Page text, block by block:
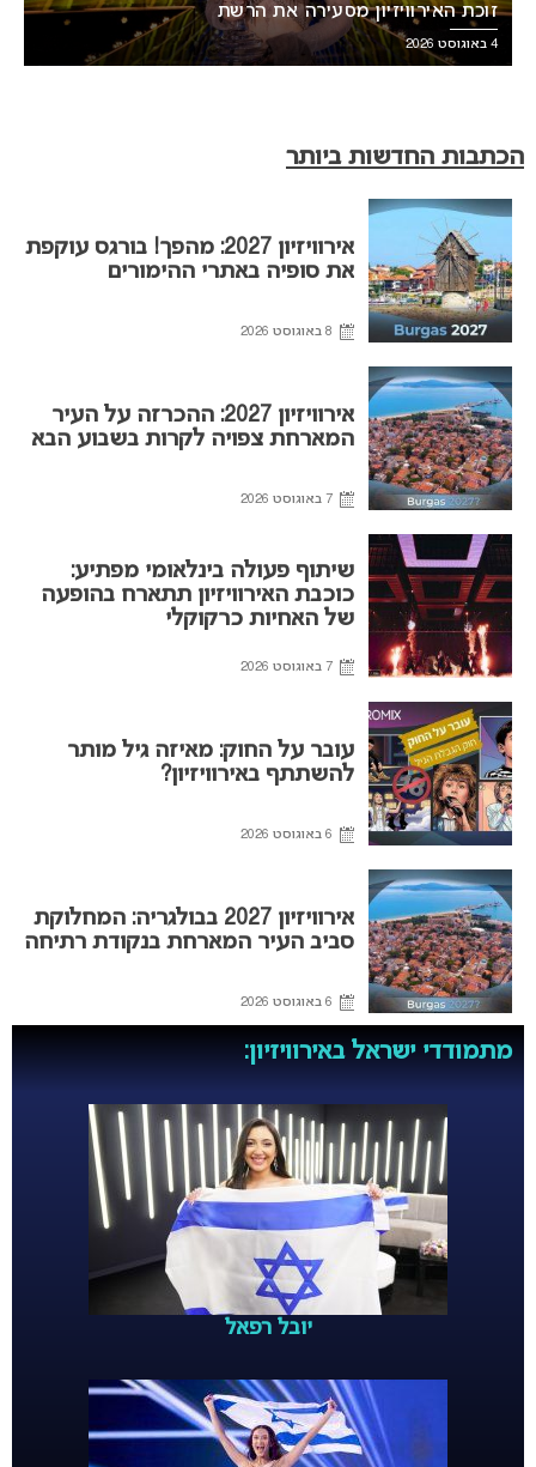
זוכת האירוויזיון מסעירה את הרשת
4 באוגוסט 2026
הכתבות החדשות ביותר
אירוויזיון 2027: מהפך! בורגס עוקפת
את סופיה באתרי ההימורים
8 באוגוסט 2026
אירוויזיון 2027: ההכרזה על העיר
המארחת צפויה לקרות בשבוע הבא
7 באוגוסט 2026
שיתוף פעולה בינלאומי מפתיע:
כוכבת האירוויזיון תתארח בהופעה
של האחיות כרקוקלי
7 באוגוסט 2026
עובר על החוק: מאיזה גיל מותר
להשתתף באירוויזיון?
6 באוגוסט 2026
אירוויזיון 2027 בבולגריה: המחלוקת
סביב העיר המארחת בנקודת רתיחה
6 באוגוסט 2026
מתמודדי ישראל באירוויזיון:
יובל רפאל